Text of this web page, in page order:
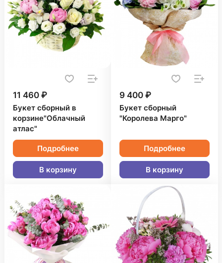
11 460 ₽
Букет сборный в
корзине"Облачный
атлас"
Подробнее
В корзину
9 400 ₽
Букет сборный
"Королева Марго"
Подробнее
В корзину